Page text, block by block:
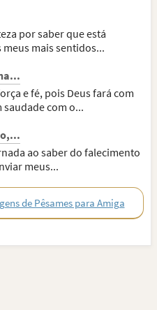
por saber que está
mais sentidos...
e fé, pois Deus fará com
com o...
ao saber do falecimento
meus...
de Pêsames para Amiga